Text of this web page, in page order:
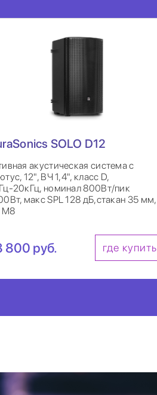
SOLO D12
акустическая система с
12", ВЧ 1,4", класс D,
20кГц, номинал 800Вт/пик
макс SPL 128 дБ,стакан 35 мм,
M8
800 руб. где купить